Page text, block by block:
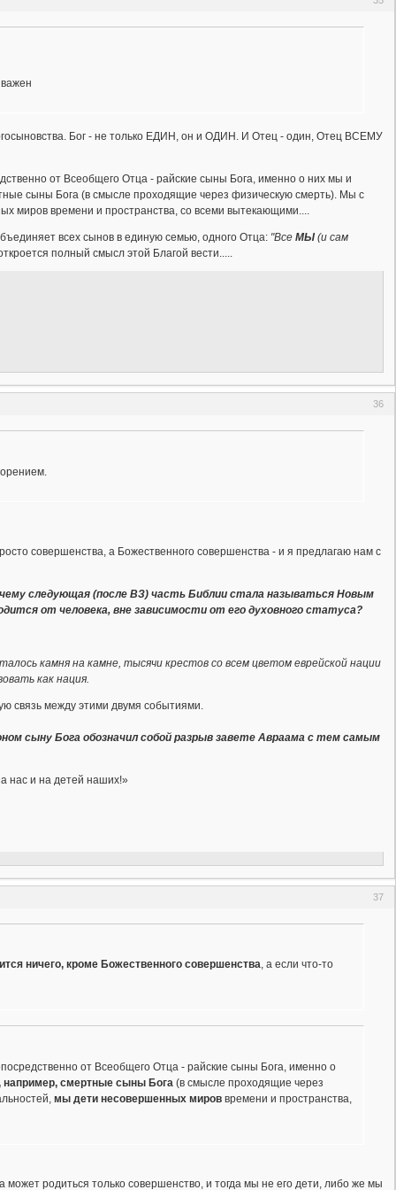
Бог - не только ЕДИН, он и ОДИН. И Отец - один, Отец ВСЕМУ
от Всеобщего Отца - райские сыны Бога, именно о них мы и
сыны Бога (в смысле проходящие через физическую смерть). Мы с
миров времени и пространства, со всеми вытекающими....
всех сынов в единую семью, одного Отца: "Все МЫ(и сам
полный смысл этой Благой вести.....
36
совершенства, а Божественного совершенства - и я предлагаю нам с
следующая (после ВЗ) часть Библии стала называться Новым
от человека, вне зависимости от его духовного статуса?
камня на камне, тысячи крестов со всем цветом еврейской нации
как нация.
связь между этими двумя событиями.
сыну Бога обозначил собой разрыв завете Авраама с тем самым
нас и на детей наших!»
37
ничего, кроме Божественного совершенства, а если что-то
от Всеобщего Отца - райские сыны Бога, именно о
например, смертные сыны Бога (в смысле проходящие через
мы дети несовершенных мироввремени и пространства,
родиться только совершенство, и тогда мы не его дети, либо же мы